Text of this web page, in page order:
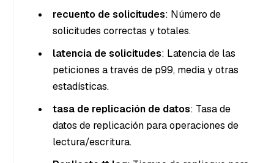
recuento de solicitudes: Número de
solicitudes correctas y totales.
latencia de solicitudes: Latencia de las
peticiones a través de p99, media y otras
estadísticas.
tasa de replicación de datos: Tasa de
datos de replicación para operaciones de
lectura/escritura.